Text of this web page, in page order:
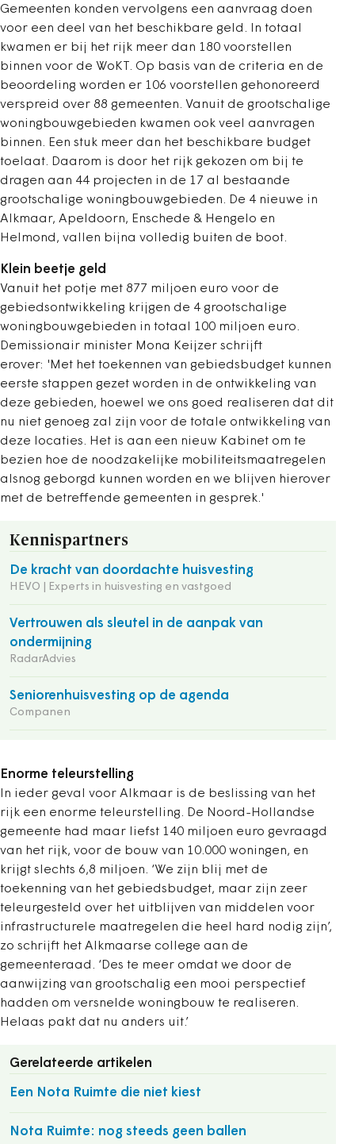
Gemeenten konden vervolgens een aanvraag doen
voor een deel van het beschikbare geld. In totaal
kwamen er bij het rijk meer dan 180 voorstellen
binnen voor de WoKT. Op basis van de criteria en de
beoordeling worden er 106 voorstellen gehonoreerd
verspreid over 88 gemeenten. Vanuit de grootschalige
woningbouwgebieden kwamen ook veel aanvragen
binnen. Een stuk meer dan het beschikbare budget
toelaat. Daarom is door het rijk gekozen om bij te
dragen aan 44 projecten in de 17 al bestaande
grootschalige woningbouwgebieden. De 4 nieuwe in
Alkmaar, Apeldoorn, Enschede & Hengelo en
Helmond, vallen bijna volledig buiten de boot.
Klein beetje geld
Vanuit het potje met 877 miljoen euro voor de
gebiedsontwikkeling krijgen de 4 grootschalige
woningbouwgebieden in totaal 100 miljoen euro.
Demissionair minister Mona Keijzer schrijft
erover: 'Met het toekennen van gebiedsbudget kunnen
eerste stappen gezet worden in de ontwikkeling van
deze gebieden, hoewel we ons goed realiseren dat dit
nu niet genoeg zal zijn voor de totale ontwikkeling van
deze locaties. Het is aan een nieuw Kabinet om te
bezien hoe de noodzakelijke mobiliteitsmaatregelen
alsnog geborgd kunnen worden en we blijven hierover
met de betreffende gemeenten in gesprek.'
Kennispartners
De kracht van doordachte huisvesting
HEVO | Experts in huisvesting en vastgoed
Vertrouwen als sleutel in de aanpak van
ondermijning
RadarAdvies
Seniorenhuisvesting op de agenda
Companen
Enorme teleurstelling
In ieder geval voor Alkmaar is de beslissing van het
rijk een enorme teleurstelling. De Noord-Hollandse
gemeente had maar liefst 140 miljoen euro gevraagd
van het rijk, voor de bouw van 10.000 woningen, en
krijgt slechts 6,8 miljoen. ‘We zijn blij met de
toekenning van het gebiedsbudget, maar zijn zeer
teleurgesteld over het uitblijven van middelen voor
infrastructurele maatregelen die heel hard nodig zijn’,
zo schrijft het Alkmaarse college aan de
gemeenteraad. ‘Des te meer omdat we door de
aanwijzing van grootschalig een mooi perspectief
hadden om versnelde woningbouw te realiseren.
Helaas pakt dat nu anders uit.’
Gerelateerde artikelen
Een Nota Ruimte die niet kiest
Nota Ruimte: nog steeds geen ballen